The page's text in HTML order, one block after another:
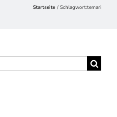
Startseite Schlagwort:temari